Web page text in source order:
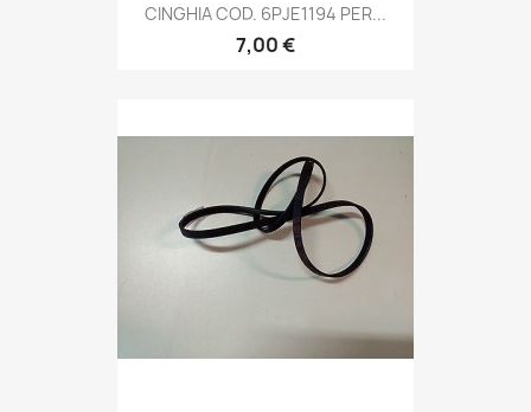
CINGHIA COD. 6PJE1194 PER...
7,00 €